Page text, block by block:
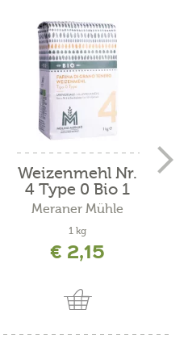
Weizenmehl Nr.
4 Type 0 Bio 1
kg
Meraner Mühle
1 kg
€ 2,15